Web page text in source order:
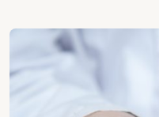
Chirurgia plastica